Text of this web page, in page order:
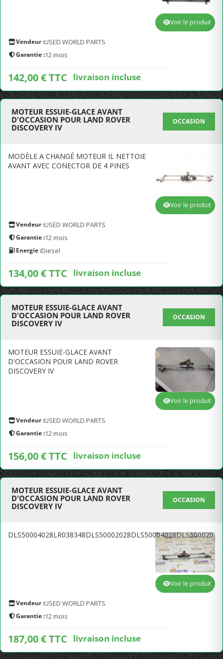
Vendeur :USED WORLD PARTS
Garantie :12 mois
142,00 € TTC livraison incluse
Voir le produit
MOTEUR ESSUIE-GLACE AVANT
D'OCCASION POUR LAND ROVER
DISCOVERY IV
OCCASION
MODÈLE A CHANGÉ MOTEUR IL NETTOIE
AVANT AVEC CONECTOR DE 4 PINES
Vendeur :USED WORLD PARTS
Garantie :12 mois
Energie :Diesel
134,00 € TTC livraison incluse
Voir le produit
MOTEUR ESSUIE-GLACE AVANT
D'OCCASION POUR LAND ROVER
DISCOVERY IV
OCCASION
MOTEUR ESSUIE-GLACE AVANT
D'OCCASION POUR LAND ROVER
DISCOVERY IV
Vendeur :USED WORLD PARTS
Garantie :12 mois
156,00 € TTC livraison incluse
Voir le produit
MOTEUR ESSUIE-GLACE AVANT
D'OCCASION POUR LAND ROVER
DISCOVERY IV
OCCASION
DLS50004028LR038348DLS50002028DLS50004028DLS500020
Vendeur :USED WORLD PARTS
Garantie :12 mois
187,00 € TTC livraison incluse
Voir le produit